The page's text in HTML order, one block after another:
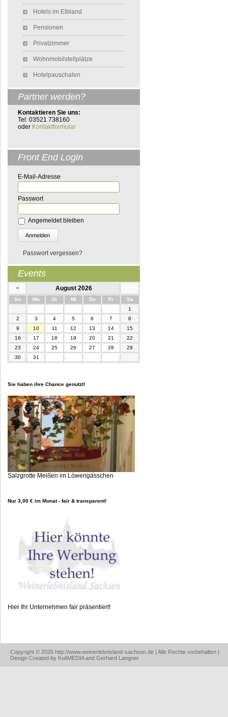
Hotels im Elbland
Pensionen
Privatzimmer
Wohnmobilstellplätze
Hotelpauschalen
Partner werden?
Kontaktieren Sie uns:
Tel: 03521 738160
oder Kontaktformular
Front End Login
E-Mail-Adresse
Passwort
Angemeldet bleiben
Passwort vergessen?
Events
< August 2026
SonntagMontag Di enstagMittwochDonnerstag
Freitag Samstag
1
2
3 4 5 6 7
8
9
10 11 12 13 14
15
16
17 18 19 20 21
22
23
24 25 26 27 28
29
30
31
Sie haben ihre Chance genutzt!
Salzgrotte Meißen im Löwengässchen
Nur 3,00 € im Monat - fair & transparent!
Hier Ihr Unternehmen fair präsentiert!
Copyright © 2026 http://www.weinerlebnisland-sachsen.de | Alle Rechte vorbehalten |
Design Created by fruitMEDIA and Gerhard Langner